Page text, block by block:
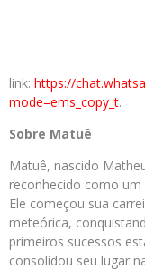
link: https://
mode=ems_copy_t.
Sobre Matuê
Matuê, nascido
reconhecido como
Ele começou sua
meteórica,
primeiros sucessos
consolidou seu lugar